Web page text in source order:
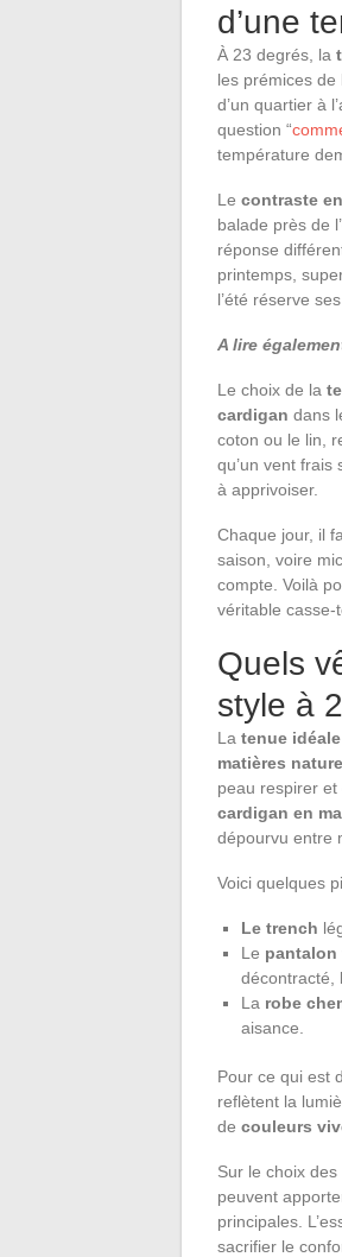
d’une
À 23 degrés, la
les prémices de
d’un quartier à
question “
température
Le contraste
balade près de
réponse
printemps,
l’été réserve
A lire
Le choix de la
cardigan dans
coton ou le lin,
qu’un vent frais
à apprivoiser.
Chaque jour, il
saison, voire
compte. Voilà
véritable casse-
Quels
style à
La tenue
matières
peau respirer
cardigan en
dépourvu entre
Voici quelques
Le trench
Le
décontracté,
La robe
aisance.
Pour ce qui est
reflètent la
de couleurs
Sur le choix
peuvent
principales.
sacrifier le